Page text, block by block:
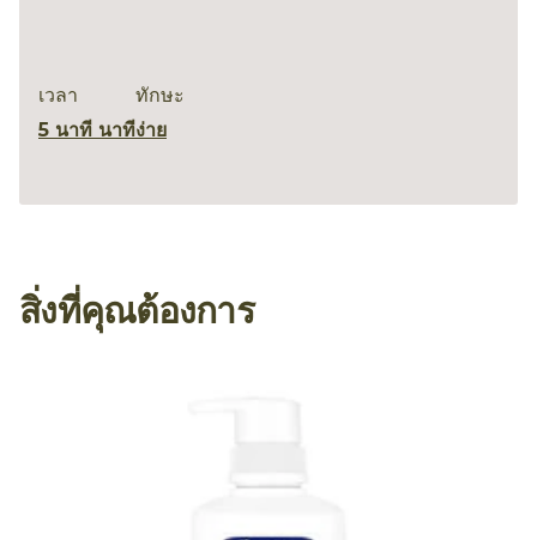
เวลา
5 นาที นาที
ทักษะ
ง่าย
สิ่งที่คุณต้องการ